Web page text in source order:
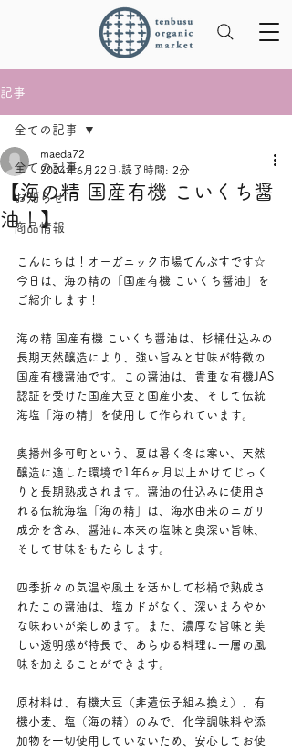
記事
全ての記事
お知らせ
商品情報
全ての記事
【海の精 国産有機 こいくち醤
油！】
maeda72
2024年6月22日 読了時間: 2分
こんにちは！オーガニック市場てんぶすです☆
今日は、海の精の「国産有機 こいくち醤油」を
ご紹介します！
海の精 国産有機 こいくち醤油は、杉桶仕込みの
長期天然醸造により、強い旨みと甘味が特徴の
国産有機醤油です。この醤油は、貴重な有機JAS
認証を受けた国産大豆と国産小麦、そして伝統
海塩「海の精」を使用して作られています。
奥播州多可町という、夏は暑く冬は寒い、天然
醸造に適した環境で1年6ヶ月以上かけてじっく
りと長期熟成されます。醤油の仕込みに使用さ
れる伝統海塩「海の精」は、海水由来のニガリ
成分を含み、醤油に本来の塩味と奥深い旨味、
そして甘味をもたらします。
四季折々の気温や風土を活かして杉桶で熟成さ
れたこの醤油は、塩カドがなく、深いまろやか
な味わいが楽しめます。また、濃厚な旨味と美
しい透明感が特長で、あらゆる料理に一層の風
味を加えることができます。
原材料は、有機大豆（非遺伝子組み換え）、有
機小麦、塩（海の精）のみで、化学調味料や添
加物を一切使用していないため、安心してお使